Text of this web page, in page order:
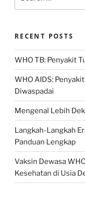
RECENT POSTS
WHO TB: Penyakit
WHO AIDS:
Diwaspadai
Mengenal Lebih
Langkah-Langkah
Panduan Lengkap
Vaksin Dewasa
Kesehatan di Usia